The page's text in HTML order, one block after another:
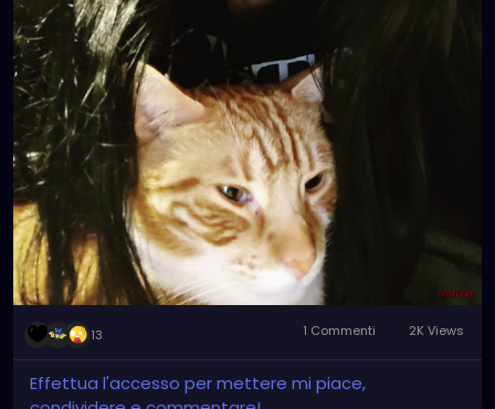
13 1 Commenti 2K Views
Effettua l'accesso per mettere mi piace,